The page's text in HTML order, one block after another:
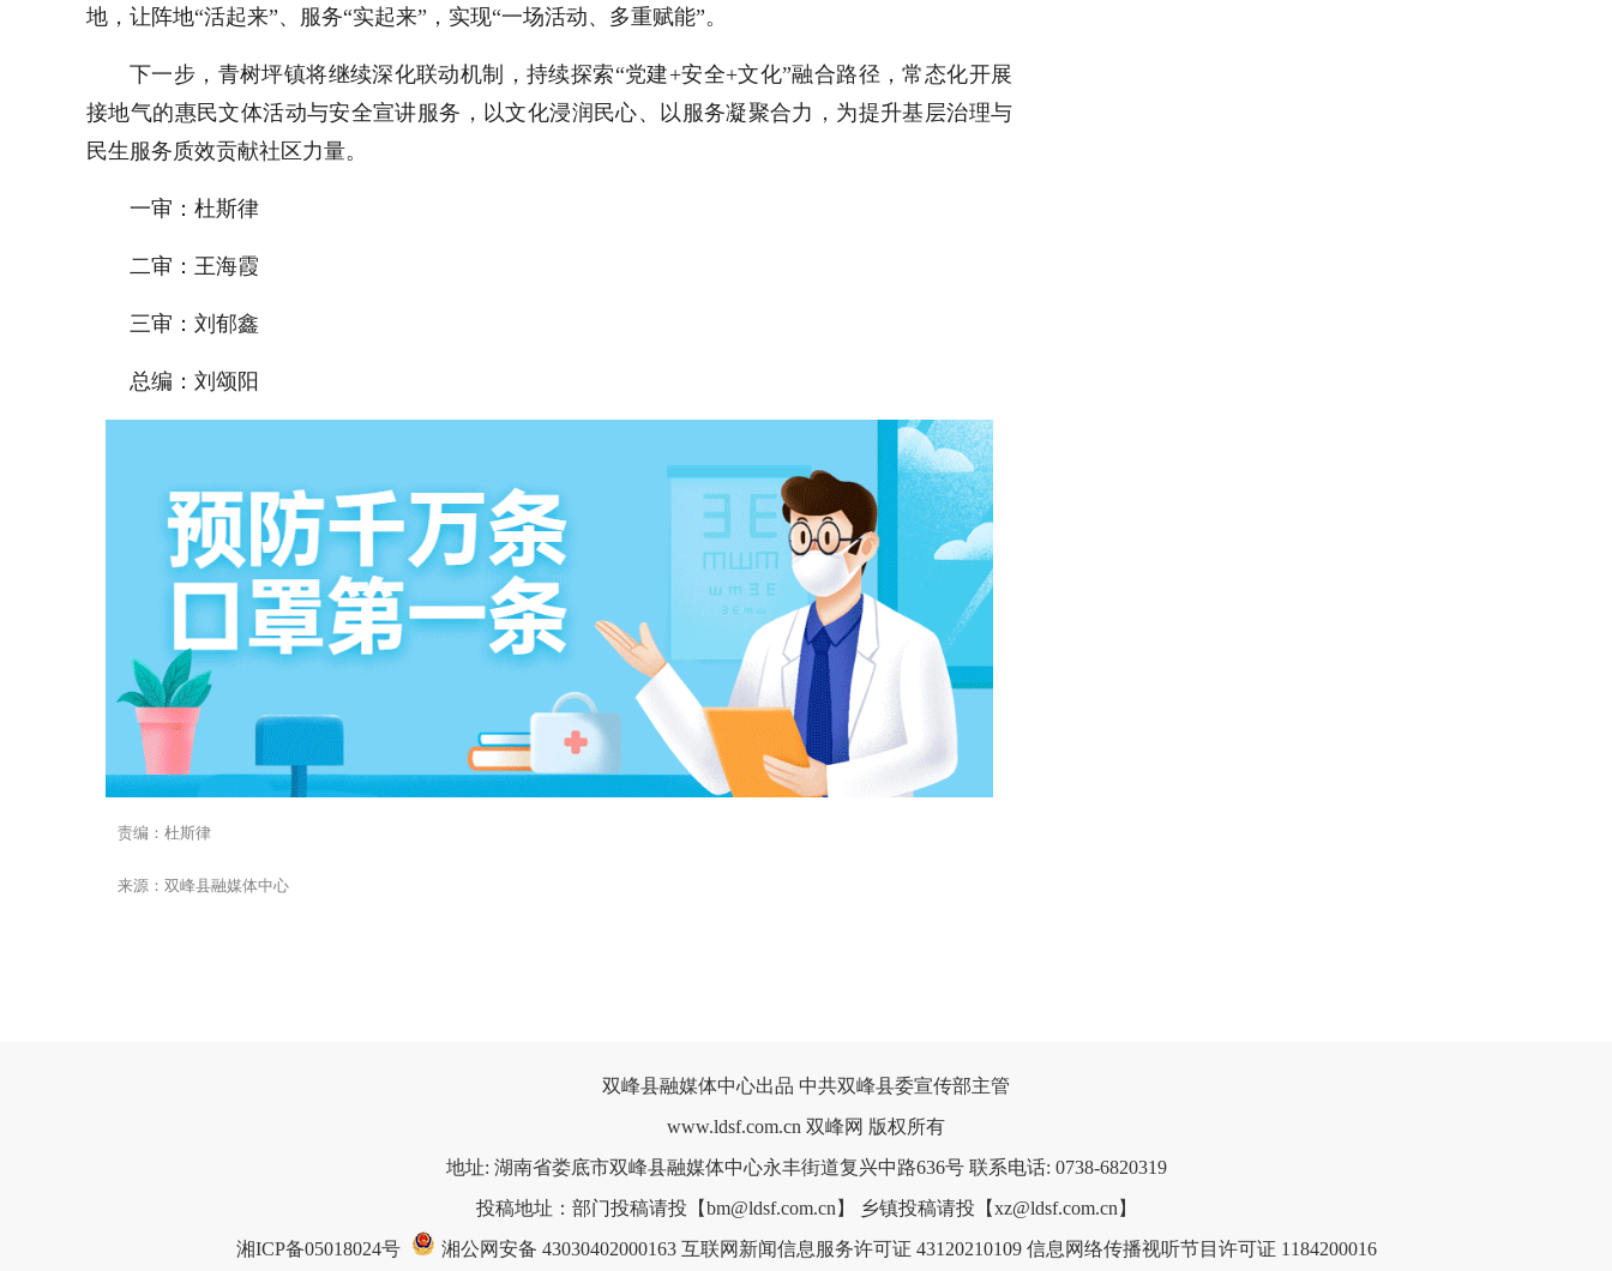
地，让阵地“活起来”、服务“实起来”，实现“一场活动、多重赋能”。
下一步，青树坪镇将继续深化联动机制，持续探索“党建+安全+文化”融合路径，常态化开展
接地气的惠民文体活动与安全宣讲服务，以文化浸润民心、以服务凝聚合力，为提升基层治理与
民生服务质效贡献社区力量。
一审：杜斯律
二审：王海霞
三审：刘郁鑫
总编：刘颂阳
责编：杜斯律
来源：双峰县融媒体中心
双峰县融媒体中心出品 中共双峰县委宣传部主管
www.ldsf.com.cn 双峰网 版权所有
地址: 湖南省娄底市双峰县融媒体中心永丰街道复兴中路636号 联系电话: 0738-6820319
投稿地址：部门投稿请投【bm@ldsf.com.cn】 乡镇投稿请投【xz@ldsf.com.cn】
湘ICP备05018024号
湘公网安备 43030402000163 互联网新闻信息服务许可证 43120210109 信息网络传播视听节目许可证 1184200016